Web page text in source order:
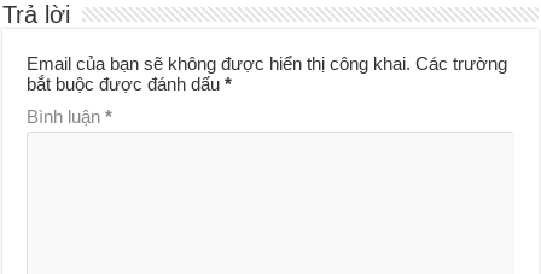
Trả lời
Email của bạn sẽ không được hiển thị công khai. Các trường
bắt buộc được đánh dấu*
Bình luận*